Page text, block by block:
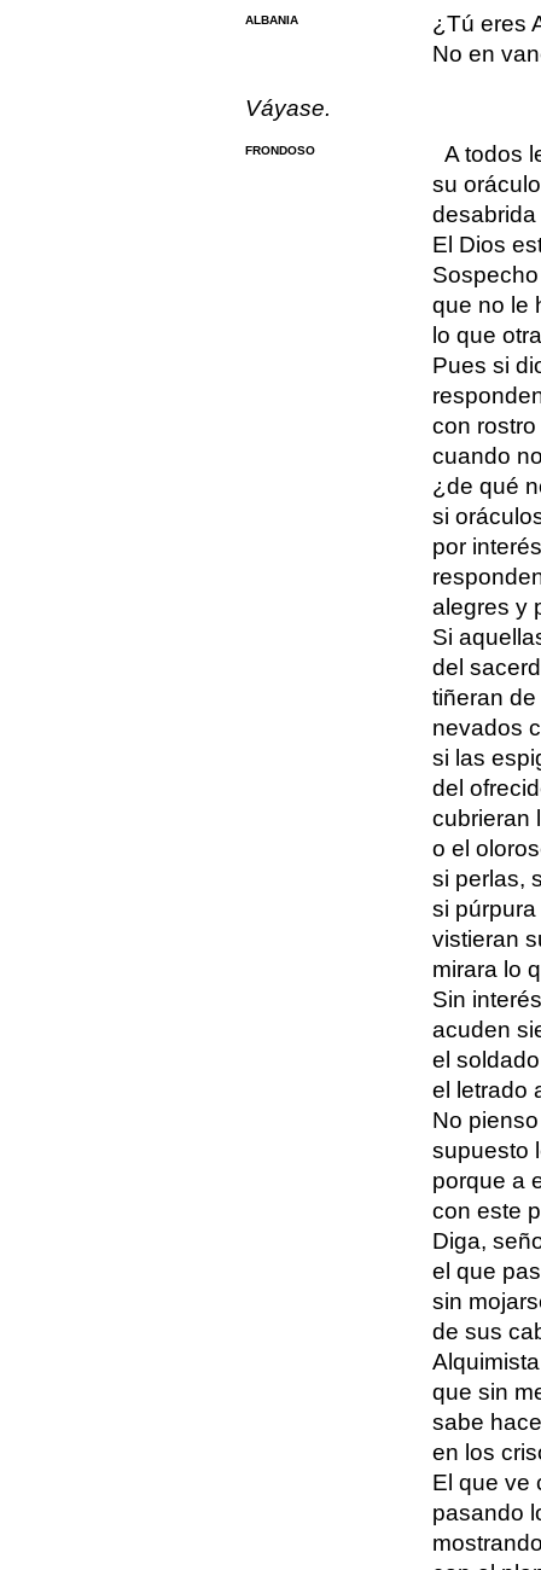
ALBANIA
¿Tú eres
No en
Váyase.
FRONDOSO
A todos
su
El Dios
que no le
lo que
Pues si
con
cuando
¿de qué
si
por
alegres y
Si
del
tiñeran
nevados
si las
del
cubrieran
o el
si perlas,
si púrpura
vistieran
mirara lo
Sin
acuden
el
el letrado
No
supuesto
porque a
con este
Diga,
el que
sin
de sus
que sin
sabe
en los
El que ve
pasando